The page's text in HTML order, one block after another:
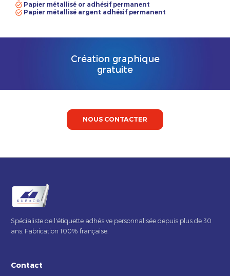
Papier métallisé or adhésif permanent
Papier métallisé argent adhésif permanent
Création graphique
gratuite
NOUS CONTACTER
Spécialiste de l'étiquette adhésive personnalisée depuis plus de 30
ans. Fabrication 100% française.
Contact